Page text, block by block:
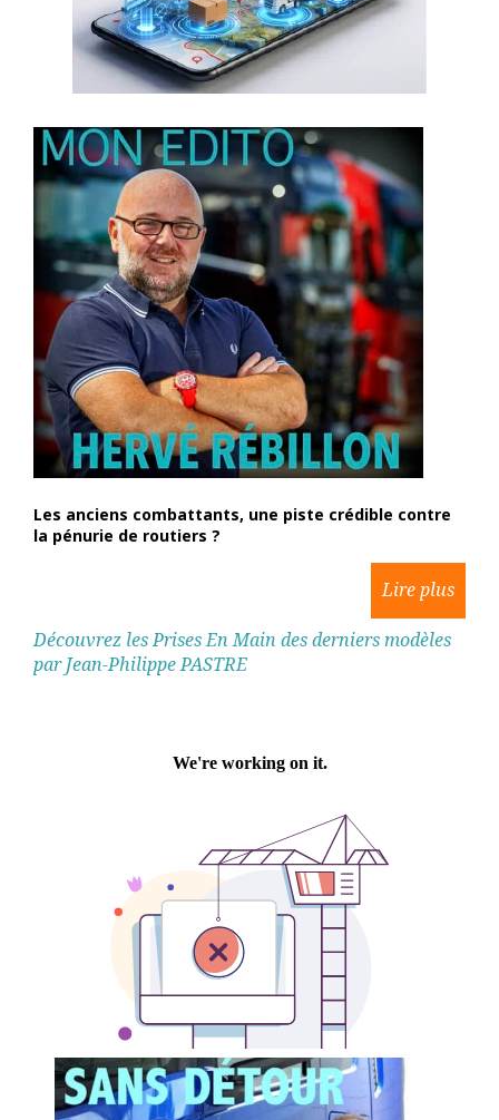
Les anciens combattants, une piste crédible contre
la pénurie de routiers ?
Découvrez les Prises En Main des derniers modèles
par Jean-Philippe PASTRE